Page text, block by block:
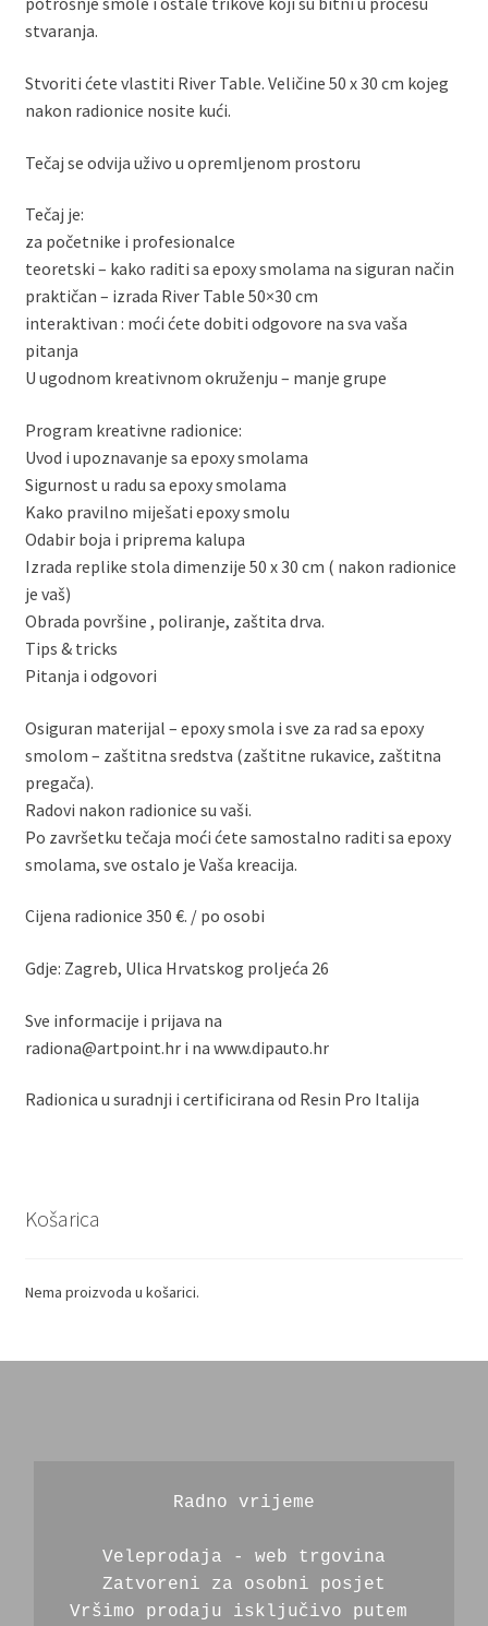
stvaranja.
Stvoriti ćete vlastiti River Table. Veličine 50 x 30 cm kojeg
nakon radionice nosite kući.
Tečaj se odvija uživo u opremljenom prostoru
Tečaj je:
za početnike i profesionalce
teoretski – kako raditi sa epoxy smolama na siguran način
praktičan – izrada River Table 50×30 cm
interaktivan : moći ćete dobiti odgovore na sva vaša
pitanja
U ugodnom kreativnom okruženju – manje grupe
Program kreativne radionice:
Uvod i upoznavanje sa epoxy smolama
Sigurnost u radu sa epoxy smolama
Kako pravilno miješati epoxy smolu
Odabir boja i priprema kalupa
Izrada replike stola dimenzije 50 x 30 cm ( nakon radionice
je vaš)
Obrada površine , poliranje, zaštita drva.
Tips & tricks
Pitanja i odgovori
Osiguran materijal – epoxy smola i sve za rad sa epoxy
smolom – zaštitna sredstva (zaštitne rukavice, zaštitna
pregača).
Radovi nakon radionice su vaši.
Po završetku tečaja moći ćete samostalno raditi sa epoxy
smolama, sve ostalo je Vaša kreacija.
Cijena radionice 350 €. / po osobi
Gdje: Zagreb, Ulica Hrvatskog proljeća 26
Sve informacije i prijava na
radiona@artpoint.hr i na www.dipauto.hr
Radionica u suradnji i certificirana od Resin Pro Italija
Košarica
Nema proizvoda u košarici.
Radno vrijeme
Veleprodaja - web trgovina
Zatvoreni za osobni posjet
Vršimo prodaju isključivo putem